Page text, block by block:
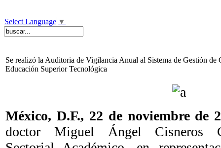
Select Language ▼
Se realizó la Auditoria de Vigilancia Anual al Sistema de Gestión de
Educación Superior Tecnológica
México, D.F., 22 de noviembre de
doctor Miguel Ángel Cisneros